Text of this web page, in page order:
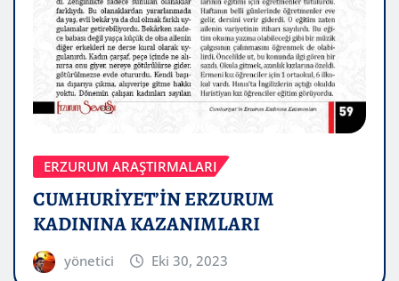
ERZURUM ARAŞTIRMALARI
CUMHURİYET’İN ERZURUM
KADININA KAZANIMLARI
yönetici Eki 30, 2023